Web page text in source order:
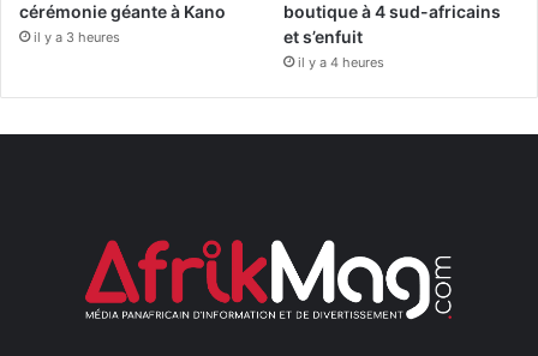
cérémonie géante à Kano
il y a 3 heures
boutique à 4 sud-africains
et s’enfuit
il y a 4 heures